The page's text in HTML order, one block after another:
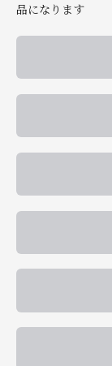
品になります